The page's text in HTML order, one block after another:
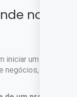
no
um negócio,
negócios, incluindo